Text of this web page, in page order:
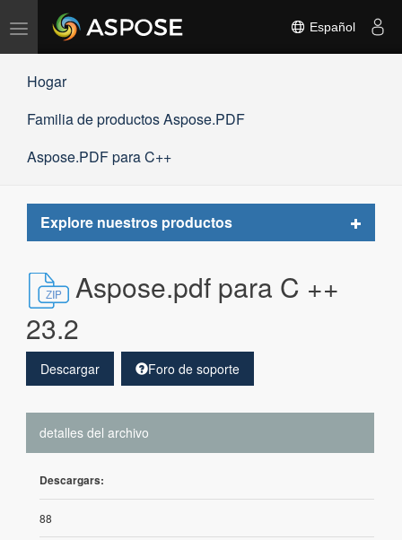
Alternar
navegación
Español
Hogar
Familia de productos Aspose.PDF
Aspose.PDF para C++
Explore nuestros productos
Toggle
Aspose.pdf para C ++
23.2
Descargar Foro de soporte
detalles del archivo
Descargars:
88